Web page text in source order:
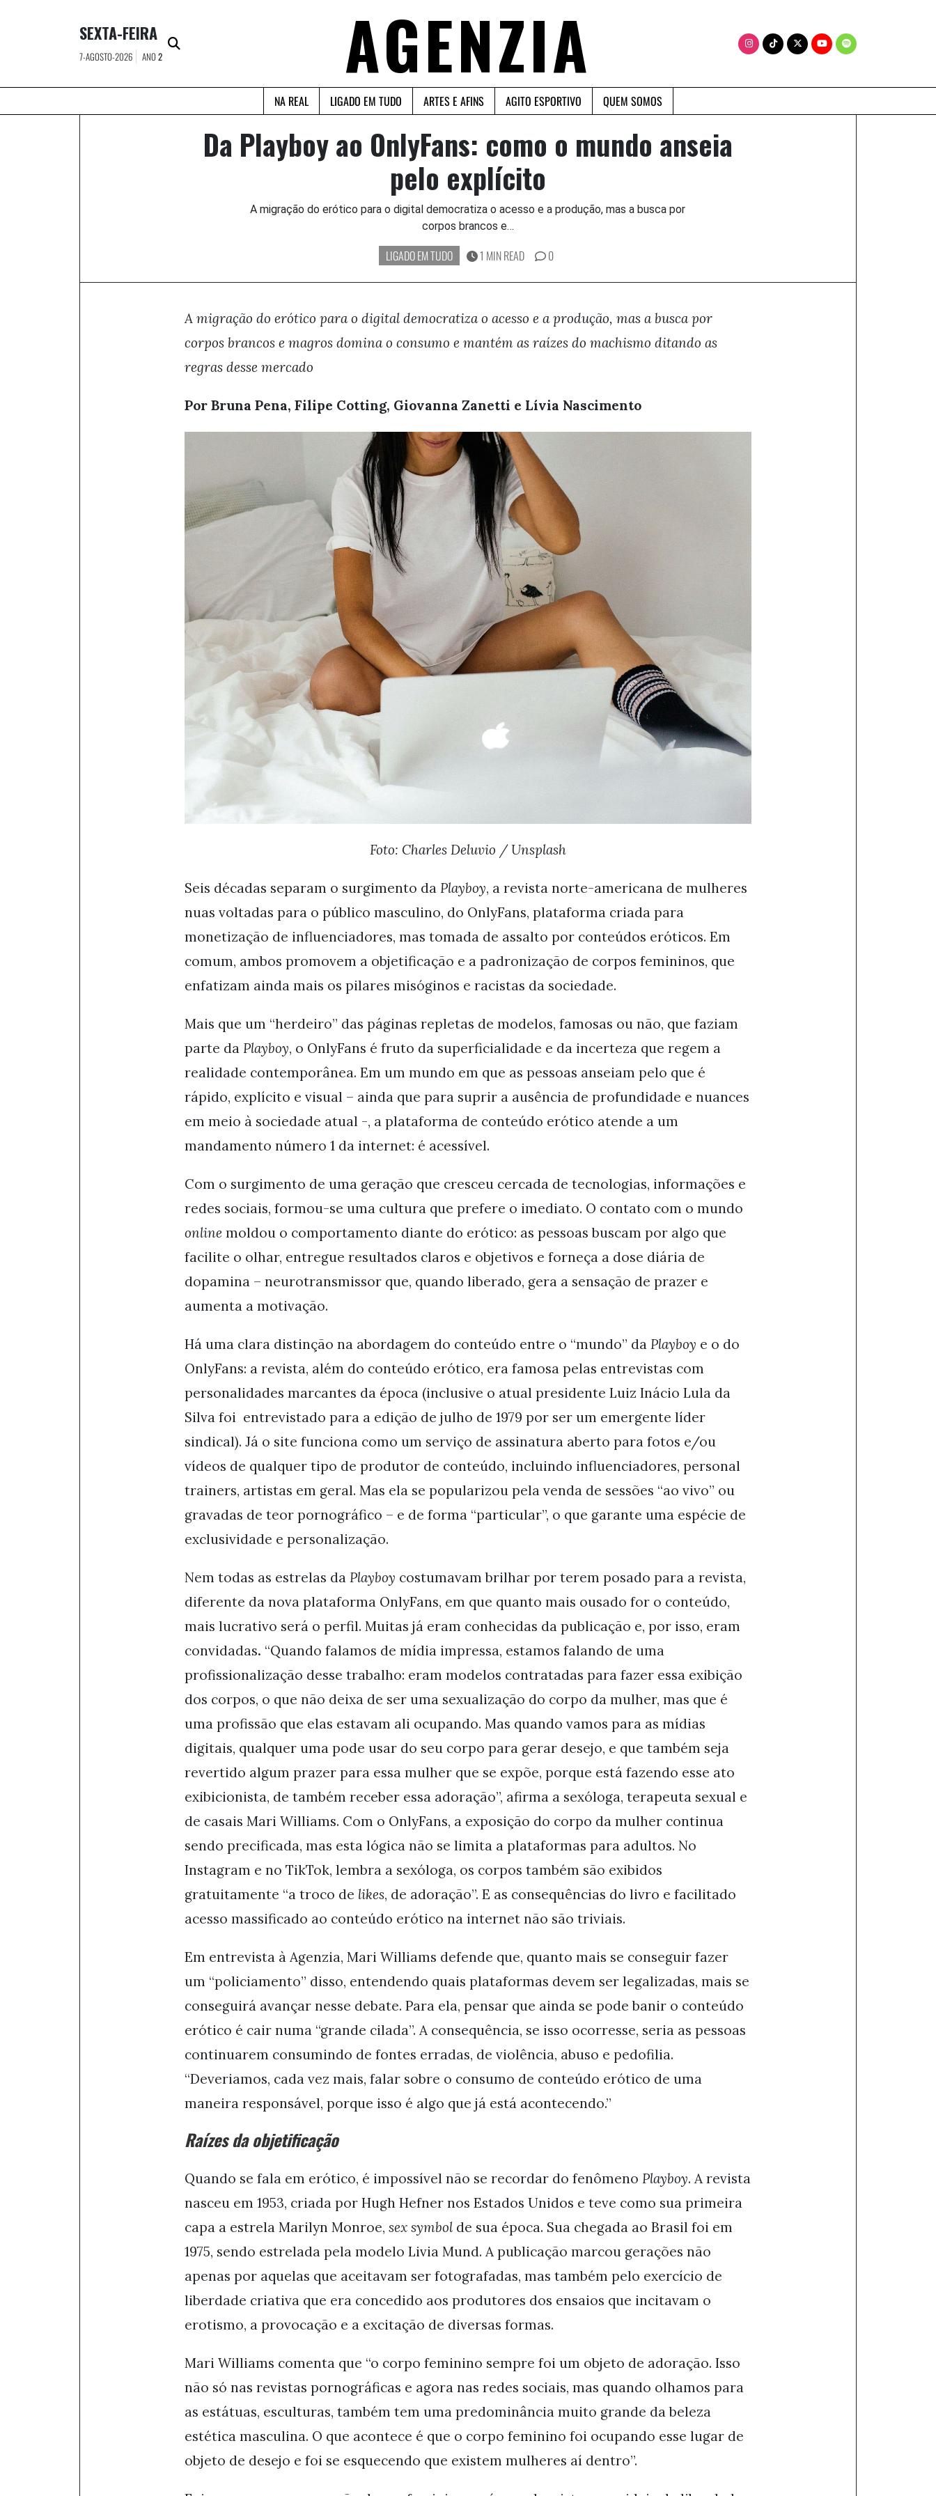
SEXTA-FEIRA
7-AGOSTO-2026 ANO2 AGENZIA
NA REAL LIGADO EM TUDO ARTES E AFINS AGITO ESPORTIVO QUEM SOMOS
Da Playboy ao OnlyFans: como o mundo anseia
pelo explícito
A migração do erótico para o digital democratiza o acesso e a produção, mas a busca por
corpos brancos e…
LIGADO EM TUDO 1 MIN READ 0
A migração do erótico para o digital democratiza o acesso e a produção, mas a busca por
corpos brancos e magros domina o consumo e mantém as raízes do machismo ditando as
regras desse mercado
Por Bruna Pena, Filipe Cotting, Giovanna Zanetti e Lívia Nascimento
Foto: Charles Deluvio / Unsplash
Seis décadas separam o surgimento da Playboy, a revista norte-americana de mulheres
nuas voltadas para o público masculino, do OnlyFans, plataforma criada para
monetização de influenciadores, mas tomada de assalto por conteúdos eróticos. Em
comum, ambos promovem a objetificação e a padronização de corpos femininos, que
enfatizam ainda mais os pilares misóginos e racistas da sociedade.
Mais que um “herdeiro” das páginas repletas de modelos, famosas ou não, que faziam
parte da Playboy, o OnlyFans é fruto da superficialidade e da incerteza que regem a
realidade contemporânea. Em um mundo em que as pessoas anseiam pelo que é
rápido, explícito e visual – ainda que para suprir a ausência de profundidade e nuances
em meio à sociedade atual -, a plataforma de conteúdo erótico atende a um
mandamento número 1 da internet: é acessível.
Com o surgimento de uma geração que cresceu cercada de tecnologias, informações e
redes sociais, formou-se uma cultura que prefere o imediato. O contato com o mundo
online moldou o comportamento diante do erótico: as pessoas buscam por algo que
facilite o olhar, entregue resultados claros e objetivos e forneça a dose diária de
dopamina – neurotransmissor que, quando liberado, gera a sensação de prazer e
aumenta a motivação.
Há uma clara distinção na abordagem do conteúdo entre o “mundo” da Playboy e o do
OnlyFans: a revista, além do conteúdo erótico, era famosa pelas entrevistas com
personalidades marcantes da época (inclusive o atual presidente Luiz Inácio Lula da
Silva foi entrevistado para a edição de julho de 1979 por ser um emergente líder
sindical). Já o site funciona como um serviço de assinatura aberto para fotos e/ou
vídeos de qualquer tipo de produtor de conteúdo, incluindo influenciadores, personal
trainers, artistas em geral. Mas ela se popularizou pela venda de sessões “ao vivo” ou
gravadas de teor pornográfico – e de forma “particular”, o que garante uma espécie de
exclusividade e personalização.
Nem todas as estrelas da Playboy costumavam brilhar por terem posado para a revista,
diferente da nova plataforma OnlyFans, em que quanto mais ousado for o conteúdo,
mais lucrativo será o perfil. Muitas já eram conhecidas da publicação e, por isso, eram
convidadas. “Quando falamos de mídia impressa, estamos falando de uma
profissionalização desse trabalho: eram modelos contratadas para fazer essa exibição
dos corpos, o que não deixa de ser uma sexualização do corpo da mulher, mas que é
uma profissão que elas estavam ali ocupando. Mas quando vamos para as mídias
digitais, qualquer uma pode usar do seu corpo para gerar desejo, e que também seja
revertido algum prazer para essa mulher que se expõe, porque está fazendo esse ato
exibicionista, de também receber essa adoração”, afirma a sexóloga, terapeuta sexual e
de casais Mari Williams. Com o OnlyFans, a exposição do corpo da mulher continua
sendo precificada, mas esta lógica não se limita a plataformas para adultos. No
Instagram e no TikTok, lembra a sexóloga, os corpos também são exibidos
gratuitamente “a troco de likes, de adoração”. E as consequências do livro e facilitado
acesso massificado ao conteúdo erótico na internet não são triviais.
Em entrevista à Agenzia, Mari Williams defende que, quanto mais se conseguir fazer
um “policiamento” disso, entendendo quais plataformas devem ser legalizadas, mais se
conseguirá avançar nesse debate. Para ela, pensar que ainda se pode banir o conteúdo
erótico é cair numa “grande cilada”. A consequência, se isso ocorresse, seria as pessoas
continuarem consumindo de fontes erradas, de violência, abuso e pedofilia.
“Deveriamos, cada vez mais, falar sobre o consumo de conteúdo erótico de uma
maneira responsável, porque isso é algo que já está acontecendo.”
Raízes da objetificação
Quando se fala em erótico, é impossível não se recordar do fenômeno Playboy. A revista
nasceu em 1953, criada por Hugh Hefner nos Estados Unidos e teve como sua primeira
capa a estrela Marilyn Monroe, sex symbol de sua época. Sua chegada ao Brasil foi em
1975, sendo estrelada pela modelo Livia Mund. A publicação marcou gerações não
apenas por aquelas que aceitavam ser fotografadas, mas também pelo exercício de
liberdade criativa que era concedido aos produtores dos ensaios que incitavam o
erotismo, a provocação e a excitação de diversas formas.
Mari Williams comenta que “o corpo feminino sempre foi um objeto de adoração. Isso
não só nas revistas pornográficas e agora nas redes sociais, mas quando olhamos para
as estátuas, esculturas, também tem uma predominância muito grande da beleza
estética masculina. O que acontece é que o corpo feminino foi ocupando esse lugar de
objeto de desejo e foi se esquecendo que existem mulheres aí dentro”.